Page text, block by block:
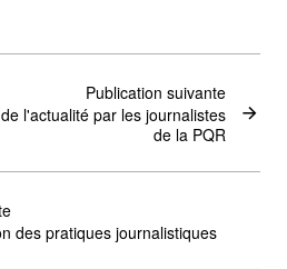
des pratiques journalistiques
Publication suivante
l'actualité par les journalistes
de la PQR